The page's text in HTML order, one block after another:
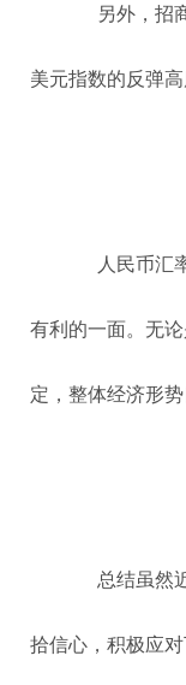
另外，招
美元指数的反弹
人民币汇
有利的一面。无
定，整体经济形
总结虽然
拾信心，积极应